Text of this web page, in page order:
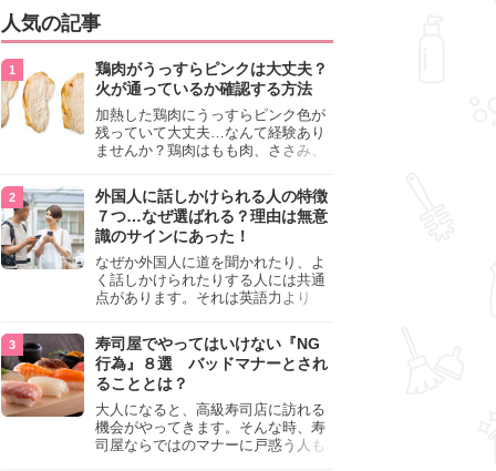
人気の記事
鶏肉がうっすらピンクは大丈夫？
火が通っているか確認する方法
加熱した鶏肉にうっすらピンク色が
残っていて大丈夫…なんて経験あり
ませんか？鶏肉はもも肉、ささみ、
わいが異なり、いろいろと楽しめる
料理ですが、鶏肉は加熱した後でも
うっすらピンク色の部分が大丈夫な
のと気になるときがあります。この
記事では生焼けか火が通っているの
かを確認する方法や、鶏肉を調理す
るときの注意点を紹介しますので、
参考にしてみてくださいね。
外国人に話しかけられる人の特徴
７つ…なぜ選ばれる？理由は無意
識のサインにあった！
なぜか外国人に道を聞かれたり、よ
く話しかけられたりする人には共通
点があります。それは英語力より
けても大丈夫」というサインが関係
しています。よく選ばれる人の特徴
や、英語が苦手でも焦らない対処
法、自分を守るための注意点を詳し
く解説します。
寿司屋でやってはいけない『NG
行為』８選 バッドマナーとされ
ることとは？
大人になると、高級寿司店に訪れる
機会がやってきます。そんな時、寿
司屋ならではのマナーに戸惑う人も